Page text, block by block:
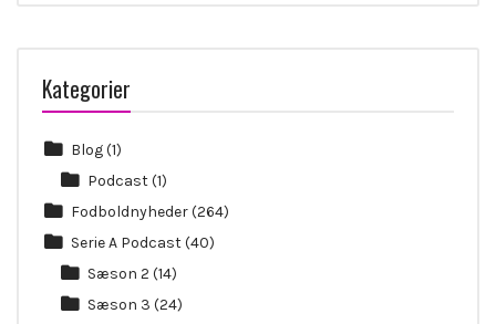
Kategorier
Blog(1)
Podcast(1)
Fodboldnyheder(264)
Serie A Podcast(40)
Sæson 2 (14)
Sæson 3 (24)